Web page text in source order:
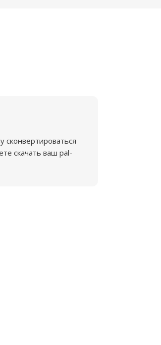
сконвертироваться
скачать ваш pal-